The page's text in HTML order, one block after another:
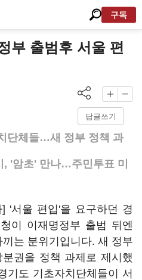
구독
부 출범후 서울 편
답글쓰기
단체들…새 정부 정책 과
, '암초' 만나…주민투표 미
'서울 편입'을 요구하던 경
이 이재명정부 출범 뒤엔
는 분위기입니다. 새 정부
권을 정책 과제로 제시했
기도 기초자치단체들이 서